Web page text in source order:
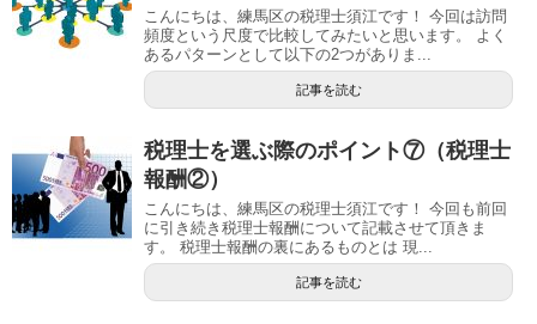
こんにちは、練馬区の税理士須江です！ 今回は訪問
頻度という尺度で比較してみたいと思います。 よく
あるパターンとして以下の2つがありま...
記事を読む
税理士を選ぶ際のポイント⑦（税理士
報酬②）
こんにちは、練馬区の税理士須江です！ 今回も前回
に引き続き税理士報酬について記載させて頂きま
す。 税理士報酬の裏にあるものとは 現...
記事を読む